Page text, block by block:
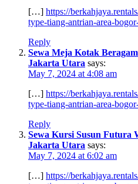
[…] https://
type-tiang-antrian-area-
Reply
Sewa Meja Kotak
Jakarta Utara says:
May 7, 2024 at 4:08 am
[…] https://
type-tiang-antrian-area-
Reply
Sewa Kursi Susun Futura
Jakarta Utara says:
May 7, 2024 at 6:02 am
[…] https://